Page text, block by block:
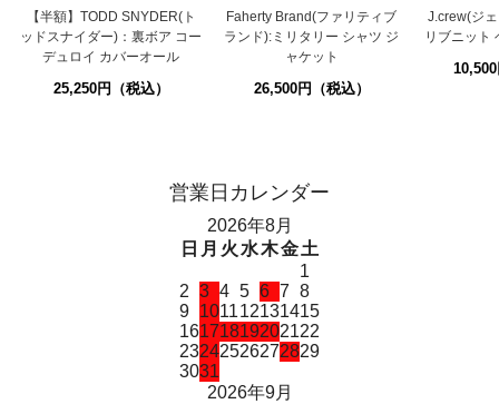
【半額】TODD SNYDER(ト
ッドスナイダー)：裏ボア コー
デュロイ カバーオール
25,250円（税込）
Faherty Brand(ファリティブ
ランド):ミリタリー シャツ ジ
ャケット
26,500円（税込）
J.crew(ジ
リブニット
営業日カレンダー
2026年8月
日 月 火水木金土
1
2 3 4 5 6 7 8
9 101112131415
16171819202122
23242526272829
3031
2026年9月